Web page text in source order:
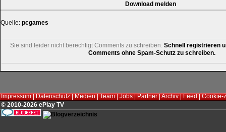
Download melden
Quelle: pcgames
Sie sind leider nicht berechtigt Comments zu schreiben. Schnell registrieren
Comments ohne Spam-Schutz zu schreiben.
Impressum|Datenschutz|Medien|Team|Jobs|Partner|Archiv|Feed|Cookie-
© 2010-2026 ePlay TV